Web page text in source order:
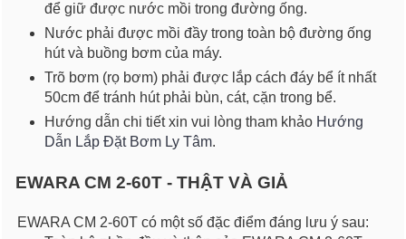
để giữ được nước mồi trong đường ống.
Nước phải được mồi đầy trong toàn bộ đường ống
hút và buồng bơm của máy.
Trõ bơm (rọ bơm) phải được lắp cách đáy bể ít nhất
50cm để tránh hút phải bùn, cát, cặn trong bể.
Hướng dẫn chi tiết xin vui lòng tham khảo Hướng
Dẫn Lắp Đặt Bơm Ly Tâm.
EWARA CM 2-60T - THẬT VÀ GIẢ
EWARA CM 2-60T có một số đặc điểm đáng lưu ý sau: